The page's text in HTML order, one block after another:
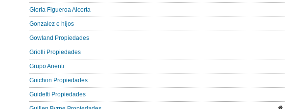
Gloria Figueroa Alcorta
Gonzalez e hijos
Gowland Propiedades
Griolli Propiedades
Grupo Arienti
Guichon Propiedades
Guidetti Propiedades